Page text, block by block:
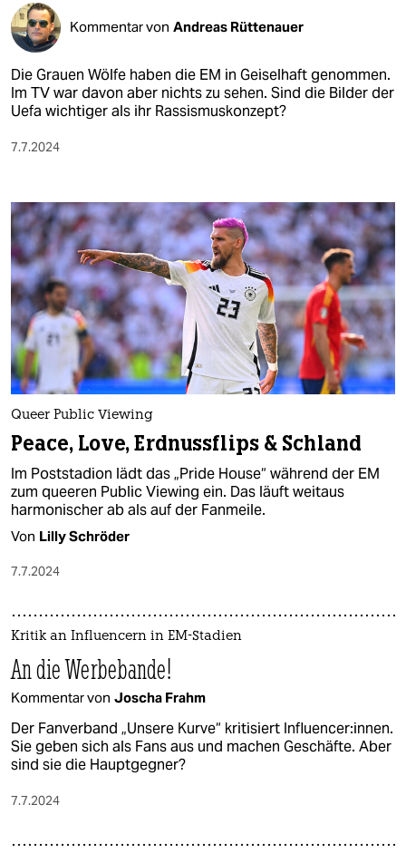
Kommentar von Andreas Rüttenauer
Die Grauen Wölfe haben die EM in Geiselhaft genommen.
Im TV war davon aber nichts zu sehen. Sind die Bilder der
Uefa wichtiger als ihr Rassismuskonzept?
7.7.2024
Queer Public Viewing
Peace, Love, Erdnussflips & Schland
Im Poststadion lädt das „Pride House“ während der EM
zum queeren Public Viewing ein. Das läuft weitaus
harmonischer ab als auf der Fanmeile.
Von Lilly Schröder
7.7.2024
Kritik an In­flu­en­ce­rn in EM-Stadien
An die Werbebande!
Kommentar von Joscha Frahm
Der Fanverband „Unsere Kurve“ kritisiert In­flu­en­ce­r:in­nen.
Sie geben sich als Fans aus und machen Geschäfte. Aber
sind sie die Hauptgegner?
7.7.2024